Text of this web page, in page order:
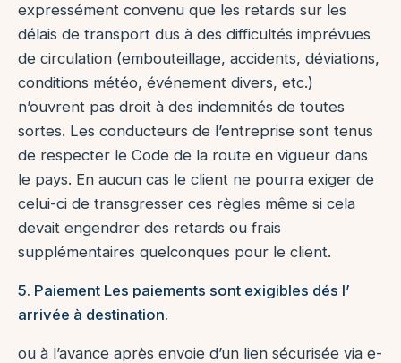
expressément convenu que les retards sur les
délais de transport dus à des difficultés imprévues
de circulation (embouteillage, accidents, déviations,
conditions météo, événement divers, etc.)
n’ouvrent pas droit à des indemnités de toutes
sortes. Les conducteurs de l’entreprise sont tenus
de respecter le Code de la route en vigueur dans
le pays. En aucun cas le client ne pourra exiger de
celui-ci de transgresser ces règles même si cela
devait engendrer des retards ou frais
supplémentaires quelconques pour le client.
5. Paiement Les paiements sont exigibles dés l’
arrivée à destination.
ou à l’avance après envoie d’un lien sécurisée via e-